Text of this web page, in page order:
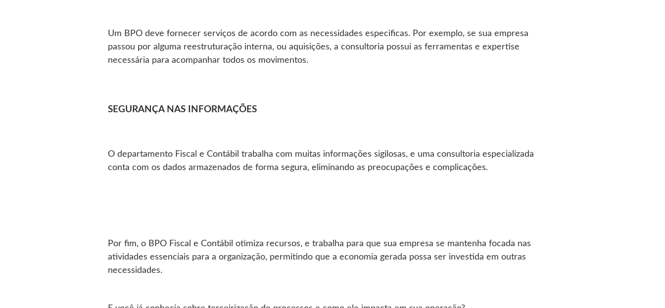
Um BPO deve fornecer serviços de acordo com as necessidades especificas. Por exemplo, se sua empresa
passou por alguma reestruturação interna, ou aquisições, a consultoria possui as ferramentas e expertise
necessária para acompanhar todos os movimentos.
SEGURANÇA NAS INFORMAÇÕES
O departamento Fiscal e Contábil trabalha com muitas informações sigilosas, e uma consultoria especializada
conta com os dados armazenados de forma segura, eliminando as preocupações e complicações.
Por fim, o BPO Fiscal e Contábil otimiza recursos, e trabalha para que sua empresa se mantenha focada nas
atividades essenciais para a organização, permitindo que a economia gerada possa ser investida em outras
necessidades.